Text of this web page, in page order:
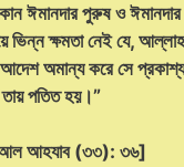
ঈমানদার পুরুষ ও ঈমানদার
ভিন্ন ক্ষমতা নেই যে,
অমান্য করে সে প্রকাশ্য
তায় পতিত হয়।”
আহযাব (৩৩): ৩৬]